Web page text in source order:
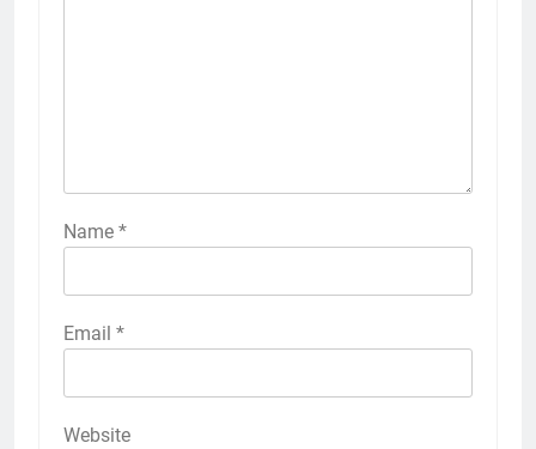
Name *
Email *
Website